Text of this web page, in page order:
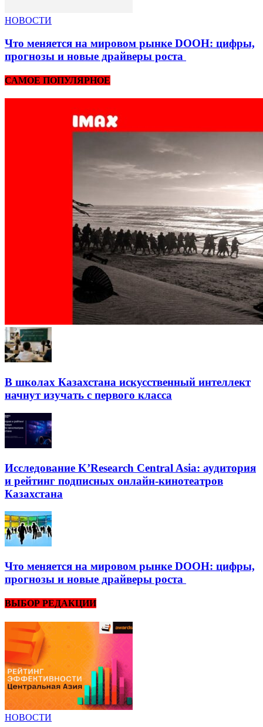
НОВОСТИ
Что меняется на мировом рынке DOOH: цифры,
прогнозы и новые драйверы роста
САМОЕ ПОПУЛЯРНОЕ
В школах Казахстана искусственный интеллект
начнут изучать с первого класса
Исследование K’Research Central Asia: аудитория
и рейтинг подписных онлайн-кинотеатров
Казахстана
Что меняется на мировом рынке DOOH: цифры,
прогнозы и новые драйверы роста
ВЫБОР РЕДАКЦИИ
НОВОСТИ